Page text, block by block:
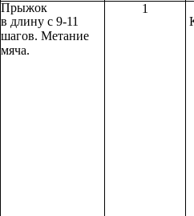
Прыжок
в длину с 9-11
шагов. Метание
мяча.
1